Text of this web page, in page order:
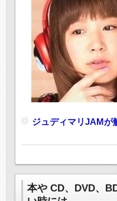
ジュディマリJAMが
本や CD、DVD、